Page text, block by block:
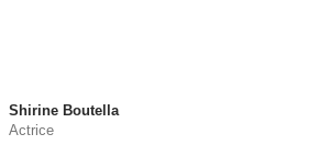
Shirine Boutella
Actrice